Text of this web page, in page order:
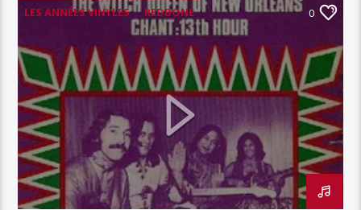
LES ANNÉES VINYLES REDBONE 0